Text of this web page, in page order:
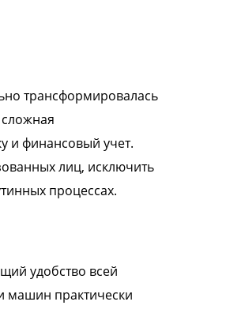
трансформировалась
и финансовый учет.
лиц, исключить
процессах.
удобство всей
машин практически